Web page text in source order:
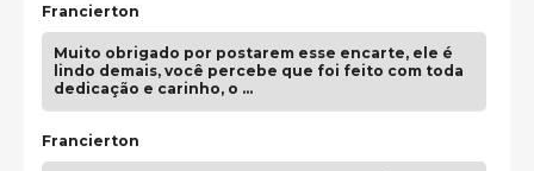
Francierton
Muito obrigado por postarem esse encarte, ele é
lindo demais, você percebe que foi feito com toda
dedicação e carinho, o …
Francierton